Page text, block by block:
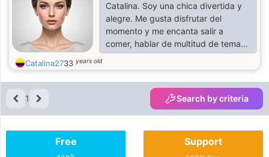
Catalina. Soy una chica divertida y
alegre. Me gusta disfrutar del
momento y me encanta salir a
comer, hablar de multitud de temas
y, sobre todo, hacerte pasar un
buen rato. Soy una joven deportista,
muy higiénica y con ganas de
conocer gente nueva
Catalina2733 years old
1 Search by criteria
Free Support